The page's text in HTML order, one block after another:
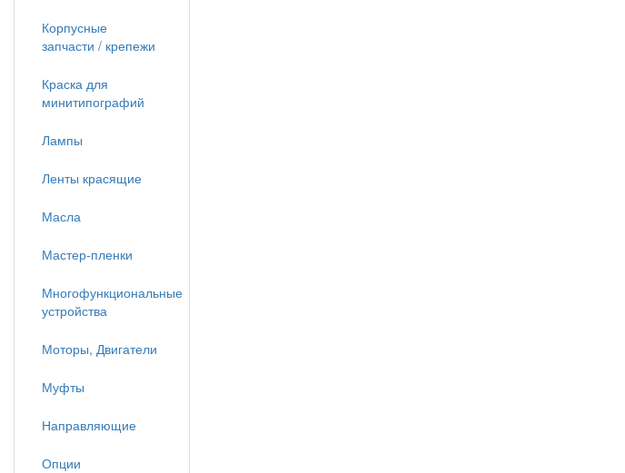
Корпусные
запчасти / крепежи
Краска для
минитипографий
Лампы
Ленты красящие
Масла
Мастер-пленки
Многофункциональные
устройства
Моторы, Двигатели
Муфты
Направляющие
Опции